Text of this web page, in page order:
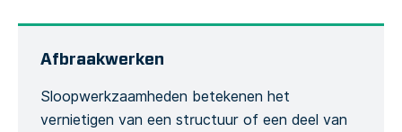
formaliseren. Het opnemen van de hoeveelheid
[…]
Afbraakwerken
Sloopwerkzaamheden betekenen het
vernietigen van een structuur of een deel van